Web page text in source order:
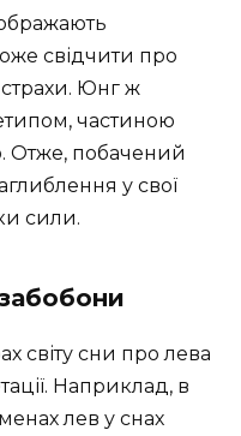
свідчити про
страхи. Юнг ж
частиною
Отже, побачений
у свої
сили.
забобони
світу сни про лева
Наприклад, в
лев у снах